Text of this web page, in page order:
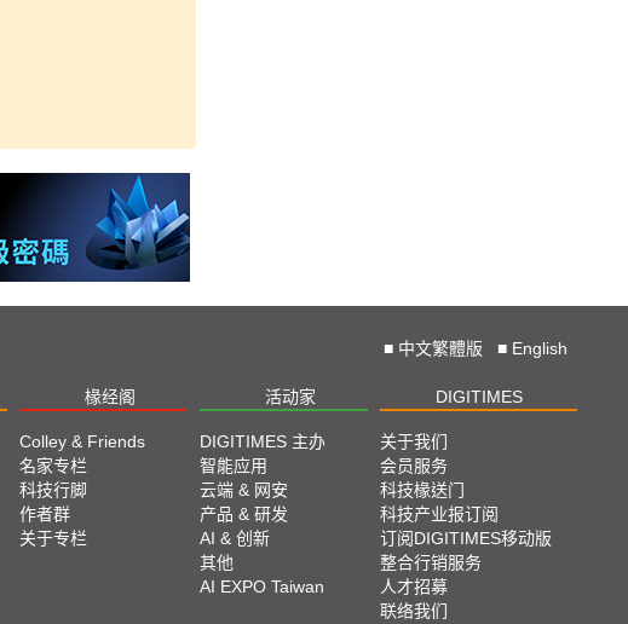
■ 中文繁體版 ■ English
椽经阁 活动家 DIGITIMES
Colley & Friends
名家专栏
科技行脚
作者群
关于专栏
DIGITIMES 主办
智能应用
云端 & 网安
产品 & 研发
AI & 创新
其他
AI EXPO Taiwan
关于我们
会员服务
科技椽送门
科技产业报订阅
订阅DIGITIMES移动版
整合行销服务
人才招募
联络我们